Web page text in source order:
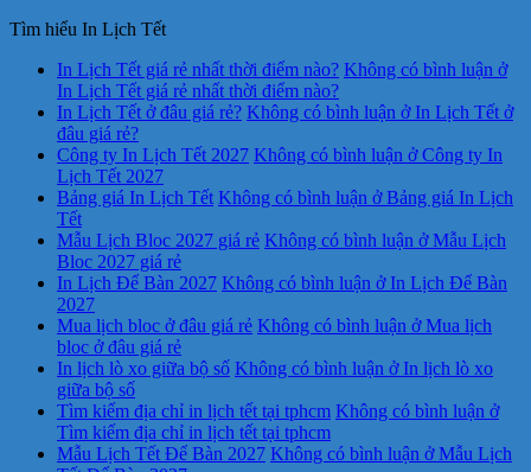
Tìm hiểu In Lịch Tết
In Lịch Tết giá rẻ nhất thời điểm nào? Không có bình luận ở
In Lịch Tết giá rẻ nhất thời điểm nào?
In Lịch Tết ở đâu giá rẻ? Không có bình luận ở In Lịch Tết ở
đâu giá rẻ?
Công ty In Lịch Tết 2027 Không có bình luận ở Công ty In
Lịch Tết 2027
Bảng giá In Lịch Tết Không có bình luận ở Bảng giá In Lịch
Tết
Mẫu Lịch Bloc 2027 giá rẻ Không có bình luận ở Mẫu Lịch
Bloc 2027 giá rẻ
In Lịch Để Bàn 2027 Không có bình luận ở In Lịch Để Bàn
2027
Mua lịch bloc ở đâu giá rẻ Không có bình luận ở Mua lịch
bloc ở đâu giá rẻ
In lịch lò xo giữa bộ số Không có bình luận ở In lịch lò xo
giữa bộ số
Tìm kiếm địa chỉ in lịch tết tại tphcm Không có bình luận ở
Tìm kiếm địa chỉ in lịch tết tại tphcm
Mẫu Lịch Tết Để Bàn 2027 Không có bình luận ở Mẫu Lịch